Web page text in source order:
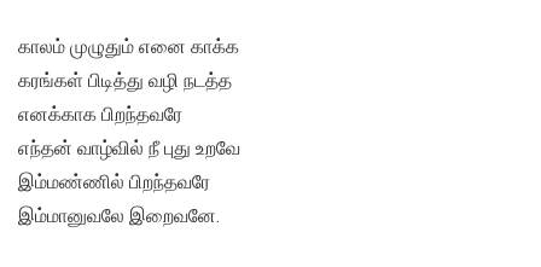
காலம் முழுதும் எனை காக்க
கரங்கள் பிடித்து வழி நடத்த
எனக்காக பிறந்தவரே
எந்தன் வாழ்வில் நீ புது உறவே
இம்மண்ணில் பிறந்தவரே
இம்மானுவலே இறைவனே.